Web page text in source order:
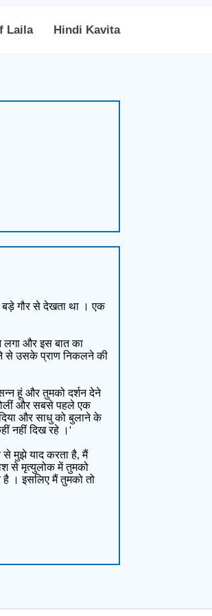
Laila Hindi Kavita
गौर से देखता था । एक
लगा और इस बात का
से उसके प्राण निकलने की
हूं और तुमको दर्शन देने
और सबसे पहले एक
और साधु को बुलाने के
नहीं दिख रहे ।'
से मुझे याद करता है, मैं
से मृत्युलोक में तुमको
। इसलिए मैं तुमको तो